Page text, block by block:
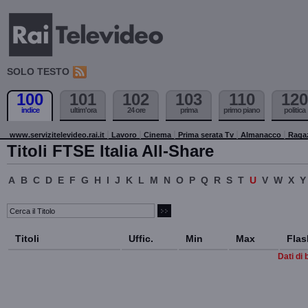
SOLO TESTO
100
indice
101
ultim'ora
102
24 ore
103
prima
110
primo piano
120
politica
www.servizitelevideo.rai.it Lavoro Cinema Prima serata Tv Almanacco
Titoli FTSE Italia All-Share
A B C D E F G H I J K L M N O P Q R S T U V W X Y
Titoli Uffic. Min Max
Dati di